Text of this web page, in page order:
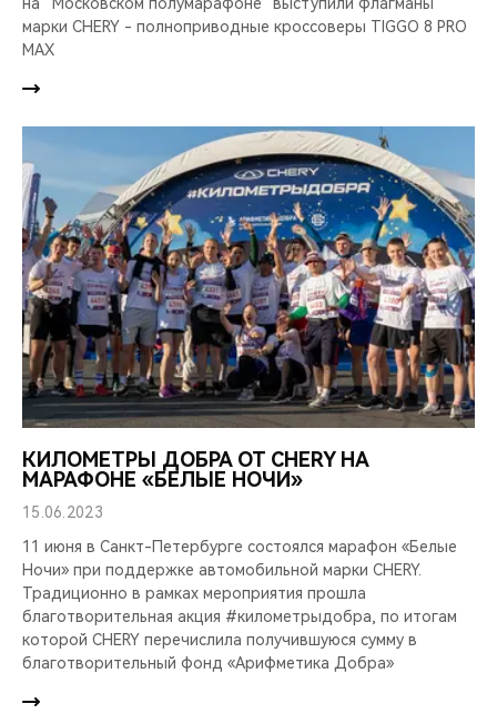
марки CHERY - полноприводные кроссоверы TIGGO 8 PRO
MAX
КИЛОМЕТРЫ ДОБРА ОТ CHERY НА
МАРАФОНЕ «БЕЛЫЕ НОЧИ»
15.06.2023
11 июня в Санкт-Петербурге состоялся марафон «Белые
Ночи» при поддержке автомобильной марки CHERY.
Традиционно в рамках мероприятия прошла
благотворительная акция #километрыдобра, по итогам
которой CHERY перечислила получившуюся сумму в
благотворительный фонд «Арифметика Добра»